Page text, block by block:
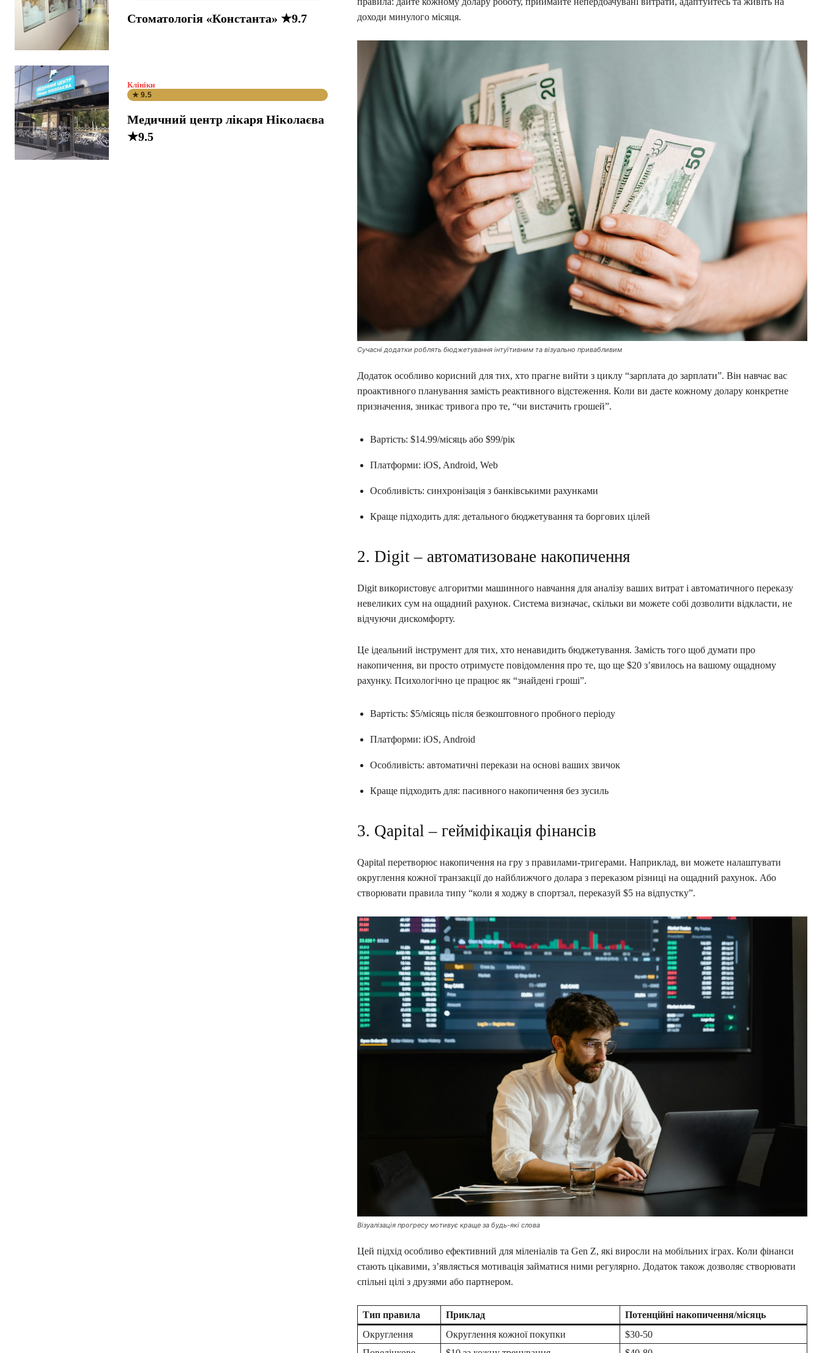
Стоматологія «Константа» ★9.7
Клініки
★ 9.5
Медичний центр лікаря Ніколаєва
★9.5
доходи минулого місяця.
Сучасні додатки роблять бюджетування інтуїтивним та візуально привабливим
Додаток особливо корисний для тих, хто прагне вийти з циклу “зарплата до зарплати”. Він навчає вас
проактивного планування замість реактивного відстеження. Коли ви даєте кожному долару конкретне
призначення, зникає тривога про те, “чи вистачить грошей”.
Вартість: $14.99/місяць або $99/рік
Платформи: iOS, Android, Web
Особливість: синхронізація з банківськими рахунками
Краще підходить для: детального бюджетування та боргових цілей
2. Digit – автоматизоване накопичення
Digit використовує алгоритми машинного навчання для аналізу ваших витрат і автоматичного переказу
невеликих сум на ощадний рахунок. Система визначає, скільки ви можете собі дозволити відкласти, не
відчуючи дискомфорту.
Це ідеальний інструмент для тих, хто ненавидить бюджетування. Замість того щоб думати про
накопичення, ви просто отримуєте повідомлення про те, що ще $20 з’явилось на вашому ощадному
рахунку. Психологічно це працює як “знайдені гроші”.
Вартість: $5/місяць після безкоштовного пробного періоду
Платформи: iOS, Android
Особливість: автоматичні перекази на основі ваших звичок
Краще підходить для: пасивного накопичення без зусиль
3. Qapital – гейміфікація фінансів
Qapital перетворює накопичення на гру з правилами-тригерами. Наприклад, ви можете налаштувати
округлення кожної транзакції до найближчого долара з переказом різниці на ощадний рахунок. Або
створювати правила типу “коли я ходжу в спортзал, переказуй $5 на відпустку”.
Візуалізація прогресу мотивує краще за будь-які слова
Цей підхід особливо ефективний для міленіалів та Gen Z, які виросли на мобільних іграх. Коли фінанси
стають цікавими, з’являється мотивація займатися ними регулярно. Додаток також дозволяє створювати
спільні цілі з друзями або партнером.
Тип правила Приклад
Потенційні накопичення/місяць
Округлення
Округлення кожної покупки
$30-50